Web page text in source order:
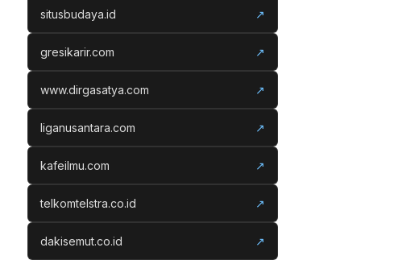
situsbudaya.id ↗
gresikarir.com ↗
www.dirgasatya.com ↗
liganusantara.com ↗
kafeilmu.com ↗
telkomtelstra.co.id ↗
dakisemut.co.id ↗